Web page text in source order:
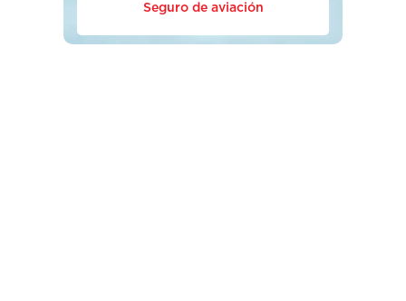
Seguro de aviación